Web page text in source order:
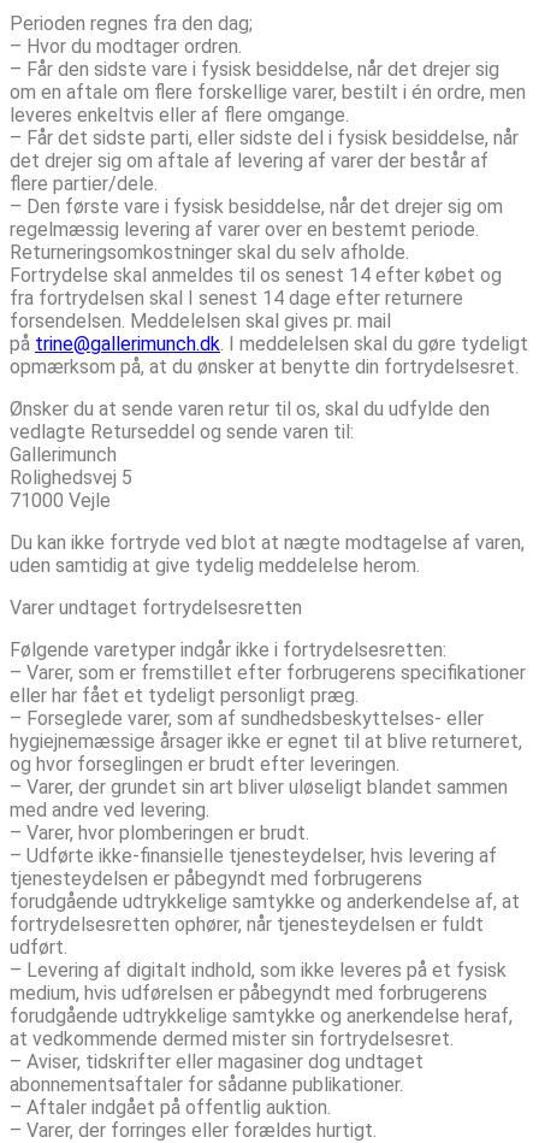
Perioden regnes fra den dag;
– Hvor du modtager ordren.
– Får den sidste vare i fysisk besiddelse, når det drejer sig
om en aftale om flere forskellige varer, bestilt i én ordre, men
leveres enkeltvis eller af flere omgange.
– Får det sidste parti, eller sidste del i fysisk besiddelse, når
det drejer sig om aftale af levering af varer der består af
flere partier/dele.
– Den første vare i fysisk besiddelse, når det drejer sig om
regelmæssig levering af varer over en bestemt periode.
Returneringsomkostninger skal du selv afholde.
Fortrydelse skal anmeldes til os senest 14 efter købet og
fra fortrydelsen skal I senest 14 dage efter returnere
forsendelsen. Meddelelsen skal gives pr. mail
på trine@gallerimunch.dk . I meddelelsen skal du gøre tydeligt
opmærksom på, at du ønsker at benytte din fortrydelsesret.
Ønsker du at sende varen retur til os, skal du udfylde den
vedlagte Returseddel og sende varen til:
Gallerimunch
Rolighedsvej 5
71000 Vejle
Du kan ikke fortryde ved blot at nægte modtagelse af varen,
uden samtidig at give tydelig meddelelse herom.
Varer undtaget fortrydelsesretten
Følgende varetyper indgår ikke i fortrydelsesretten:
– Varer, som er fremstillet efter forbrugerens specifikationer
eller har fået et tydeligt personligt præg.
– Forseglede varer, som af sundhedsbeskyttelses- eller
hygiejnemæssige årsager ikke er egnet til at blive returneret,
og hvor forseglingen er brudt efter leveringen.
– Varer, der grundet sin art bliver uløseligt blandet sammen
med andre ved levering.
– Varer, hvor plomberingen er brudt.
– Udførte ikke-finansielle tjenesteydelser, hvis levering af
tjenesteydelsen er påbegyndt med forbrugerens
forudgående udtrykkelige samtykke og anderkendelse af, at
fortrydelsesretten ophører, når tjenesteydelsen er fuldt
udført.
– Levering af digitalt indhold, som ikke leveres på et fysisk
medium, hvis udførelsen er påbegyndt med forbrugerens
forudgående udtrykkelige samtykke og anerkendelse heraf,
at vedkommende dermed mister sin fortrydelsesret.
– Aviser, tidskrifter eller magasiner dog undtaget
abonnementsaftaler for sådanne publikationer.
– Aftaler indgået på offentlig auktion.
– Varer, der forringes eller forældes hurtigt.